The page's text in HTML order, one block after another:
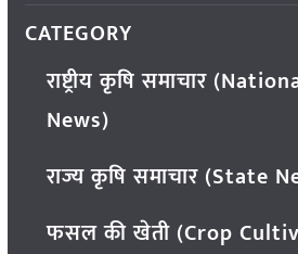
CATEGORY
राष्ट्रीय कृषि समाचार
News)
राज्य कृषि समाचार (State
फसल की खेती (Crop